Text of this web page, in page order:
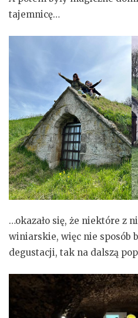
tajemnicę…
…okazało się, że niektóre z
winiarskie, więc nie sposób
degustacji, tak na dalszą